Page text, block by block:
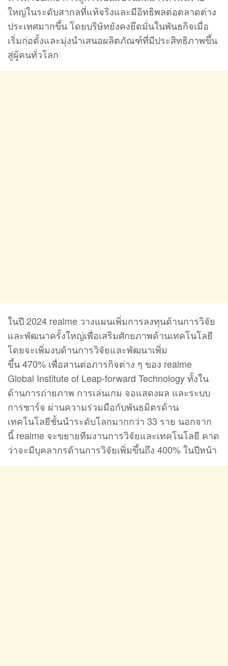
ใหญ่ในระดับสากลที่แท้จริงและมีอิทธิพลต่อตลาดต่าง
ประเทศมากขึ้น โดยบริษัทยังคงยึดมั่นในพันธกิจเมื่อ
เริ่มก่อตั้งและมุ่งนำเสนอผลิตภัณฑ์ที่มีประสิทธิภาพขึ้น
สู่ผู้คนทั่วโลก
ในปี 2024 realme วางแผนเพิ่มการลงทุนด้านการวิจัย
และพัฒนาครั้งใหญ่เพื่อเสริมศักยภาพด้านเทคโนโลยี
โดยจะเพิ่มงบด้านการวิจัยและพัฒนาเพิ่ม
ขึ้น 470% เพื่อสานต่อภารกิจต่าง ๆ ของ realme
Global Institute of Leap-forward Technology ทั้งใน
ด้านการถ่ายภาพ การเล่นเกม จอแสดงผล และระบบ
การชาร์จ ผ่านความร่วมมือกับพันธมิตรด้าน
เทคโนโลยีชั้นนำระดับโลกมากกว่า 33 ราย นอกจาก
นี้ realme จะขยายทีมงานการวิจัยและเทคโนโลยี คาด
ว่าจะมีบุคลากรด้านการวิจัยเพิ่มขึ้นถึง 400% ในปีหน้า